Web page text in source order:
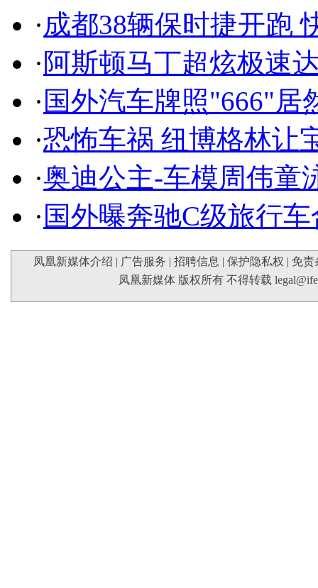
·成都38辆保时捷开跑
·阿斯顿马丁超炫极速
· 国外汽车牌照"666"居
·恐怖车祸 纽博格林让
·奥迪公主-车模周伟童
· 国外曝奔驰C级旅行
凤凰新媒体介绍 | 广告服务 | 招聘信息 | 保护隐私权 | 免责
凤凰新媒体 版权所有 不得转载